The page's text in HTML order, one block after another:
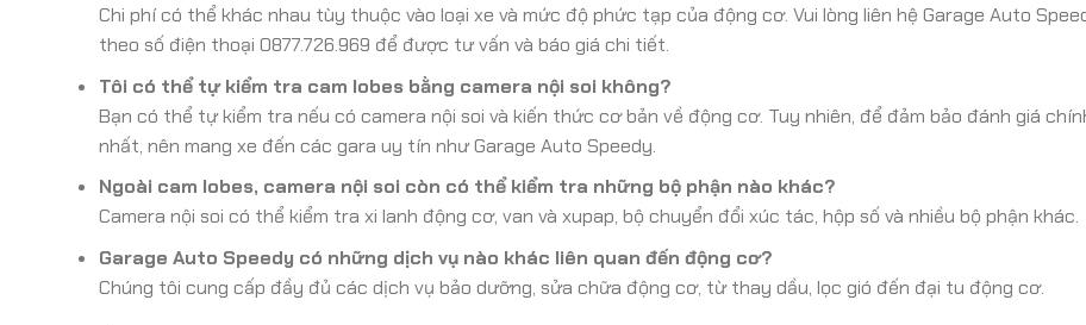
Chi phí có thể khác nhau tùy thuộc vào loại xe và mức độ phức tạp của động cơ. Vui lòng liên hệ Garage Auto
theo số điện thoại 0877.726.969 để được tư vấn và báo giá chi tiết.
Tôi có thể tự kiểm tra cam lobes bằng camera nội soi không?
Bạn có thể tự kiểm tra nếu có camera nội soi và kiến thức cơ bản về động cơ. Tuy nhiên, để đảm bảo đánh giá
nhất, nên mang xe đến các gara uy tín như Garage Auto Speedy.
Ngoài cam lobes, camera nội soi còn có thể kiểm tra những bộ phận nào khác?
Camera nội soi có thể kiểm tra xi lanh động cơ, van và xupap, bộ chuyển đổi xúc tác, hộp số và nhiều bộ phận khác.
Garage Auto Speedy có những dịch vụ nào khác liên quan đến động cơ?
Chúng tôi cung cấp đầy đủ các dịch vụ bảo dưỡng, sửa chữa động cơ, từ thay dầu, lọc gió đến đại tu động cơ.